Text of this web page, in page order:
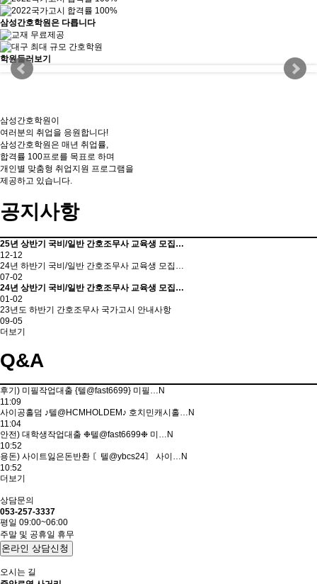
삼성간호학원은 다릅니다
학원둘러보기
삼성간호학원이
여러분의 취업을 응원합니다!
삼성간호학원은 매년 취업률,
합격률 100프로를 목표로 하며
개인별 맞춤형 취업지원 프로그램을
제공하고 있습니다.
공지사항
25년 상반기 국비/일반 간호조무사 교육생 모집…
12-12
24년 하반기 국비/일반 간호조무사 교육생 모집…
07-02
24년 상반기 국비/일반 간호조무사 교육생 모집…
01-02
23년도 하반기 간호조무사 국가고시 안내사항
09-05
더보기
Q&A
후기) 미필작업대출 {텔@fast6699} 미필… N
11:09
사이공홀덤 ♪텔@HCMHOLDEM♪ 호치민캐시홀… N
11:04
안전) 대학생작업대출 ❉텔@fast6699❉ 미… N
10:52
용돈) 사이트잃은돈반환 〘텔@ybcs24〙 사이… N
10:52
더보기
상담문의
053-257-3337
평일 09:00~06:00
주말 및 공휴일 휴무
온라인 상담신청
오시는 길